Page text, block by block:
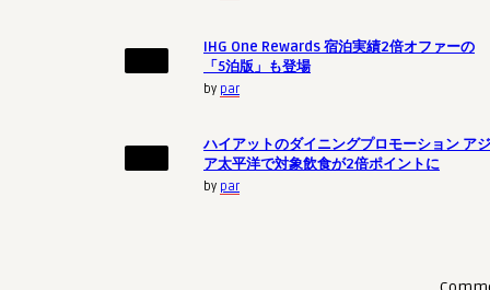
IHG One Rewards 宿泊実績2倍オファーの
「5泊版」も登場
by par
ハイアットのダイニングプロモーション アジ
ア太平洋で対象飲食が2倍ポイントに
by par